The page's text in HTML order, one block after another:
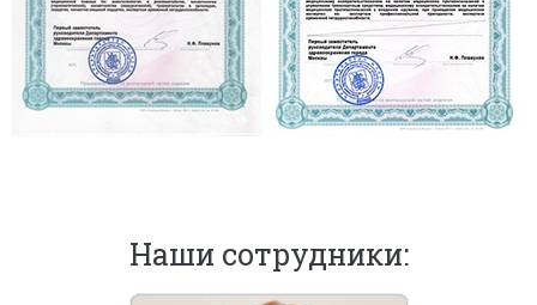
Наши сотрудники: